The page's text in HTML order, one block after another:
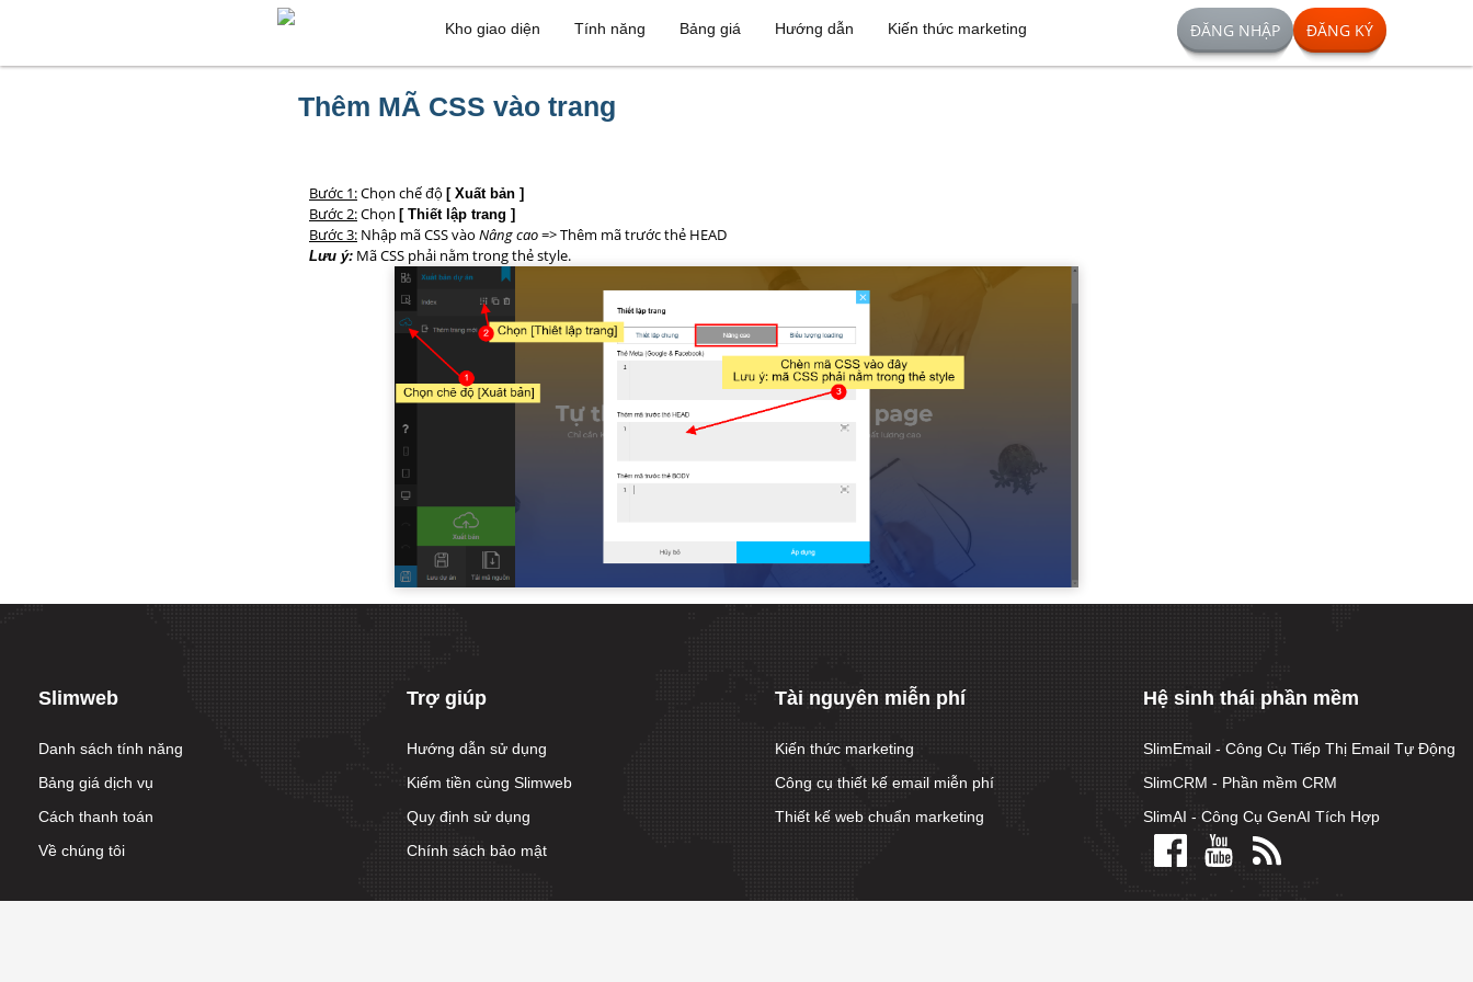
Kho giao diện Tính năng Bảng giá Hướng dẫn Kiến thức marketing ĐĂNG KÝ
ĐĂNG NHẬP
Thêm MÃ CSS vào trang
Bước 1:Chọn chế độ [ Xuất bản ]
Bước 2:Chọn [ Thiết lập trang ]
Bước 3: Nhập mã CSS vào Nâng cao=> Thêm mã trước thẻ HEAD
Lưu ý: Mã CSS phải nằm trong thẻ style.
Slimweb
Danh sách tính năng
Bảng giá dịch vụ
Cách thanh toán
Về chúng tôi
Trợ giúp
Hướng dẫn sử dụng
Kiếm tiền cùng Slimweb
Quy định sử dụng
Chính sách bảo mật
Tài nguyên miễn phí
Kiến thức marketing
Công cụ thiết kế email miễn phí
Thiết kế web chuẩn marketing
Hệ sinh thái phần mềm
SlimEmail - Công Cụ Tiếp Thị Email Tự Động
SlimCRM - Phần mềm CRM
SlimAI - Công Cụ GenAI Tích Hợp